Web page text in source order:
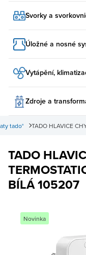
Svorky a
Úložné a nosné
Vytápění,
Zdroje a
TADO HLAVICE
tado°
TADO
BÍLÁ 105207
Novinka